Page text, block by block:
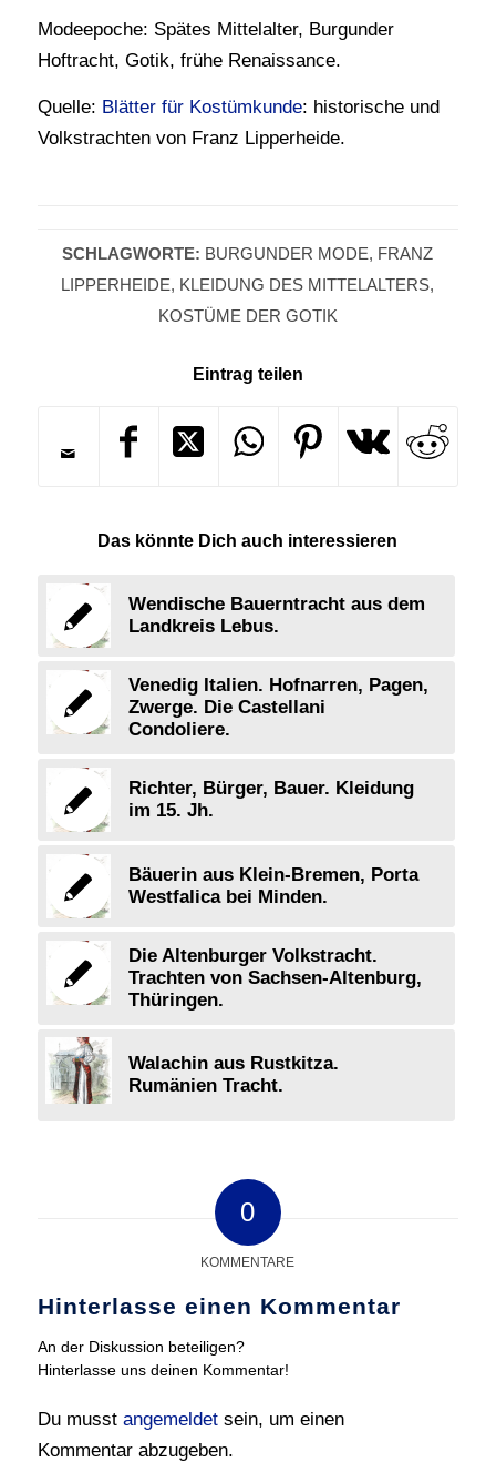
Modeepoche: Spätes Mittelalter, Burgunder
Hoftracht, Gotik, frühe Renaissance.
Quelle: Blätter für Kostümkunde: historische und
Volkstrachten von Franz Lipperheide.
SCHLAGWORTE: BURGUNDER MODE, FRANZ
LIPPERHEIDE, KLEIDUNG DES MITTELALTERS,
KOSTÜME DER GOTIK
Eintrag teilen
Das könnte Dich auch interessieren
Wendische Bauerntracht aus dem
Landkreis Lebus.
Venedig Italien. Hofnarren, Pagen,
Zwerge. Die Castellani
Condoliere.
Richter, Bürger, Bauer. Kleidung
im 15. Jh.
Bäuerin aus Klein-Bremen, Porta
Westfalica bei Minden.
Die Altenburger Volkstracht.
Trachten von Sachsen-Altenburg,
Thüringen.
Walachin aus Rustkitza.
Rumänien Tracht.
0
KOMMENTARE
Hinterlasse einen Kommentar
An der Diskussion beteiligen?
Hinterlasse uns deinen Kommentar!
Du musst angemeldetsein, um einen
Kommentar abzugeben.